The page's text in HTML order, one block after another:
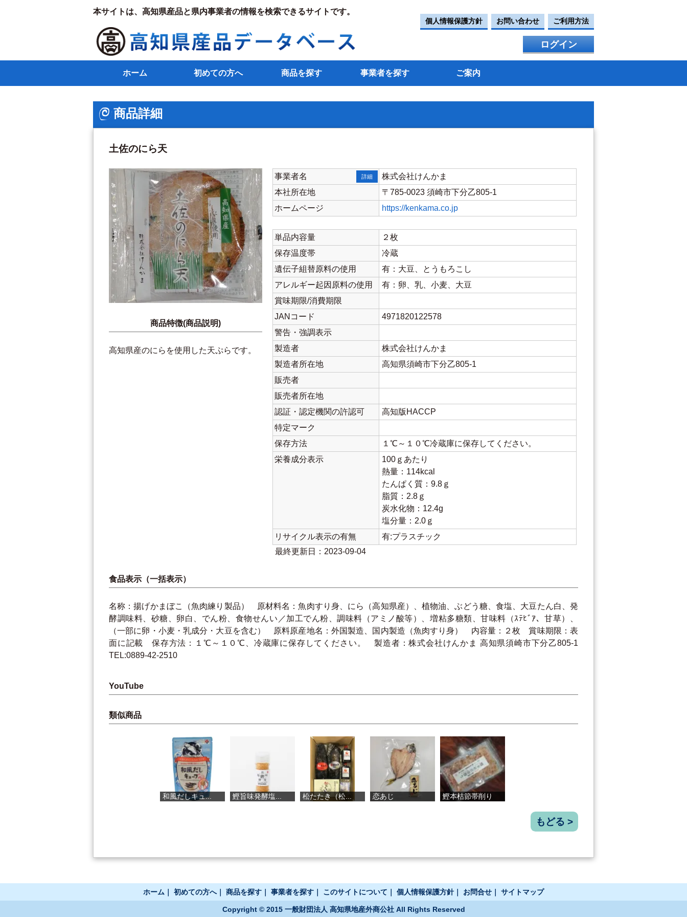
本サイトは、高知県産品と県内事業者の情報を検索できるサイトです。
個人情報保護方針 お問い合わせ ご利用方法
ログイン
ホーム 初めての方へ 商品を探す 事業者を探す ご案内
商品詳細
土佐のにら天
商品特徴(商品説明)
高知県産のにらを使用した天ぷらです。
事業者名 詳細
株式会社けんかま
本社所在地
〒785-0023 須崎市下分乙805-1
ホームページ
https://kenkama.co.jp
単品内容量
２枚
保存温度帯
冷蔵
遺伝子組替原料の使用
有：大豆、とうもろこし
アレルギー起因原料の使用
有：卵、乳、小麦、大豆
賞味期限/消費期限
JANコード
4971820122578
警告・強調表示
製造者
株式会社けんかま
製造者所在地
高知県須崎市下分乙805-1
販売者
販売者所在地
認証・認定機関の許認可
高知版HACCP
特定マーク
保存方法
１℃～１０℃冷蔵庫に保存してください。
栄養成分表示
100ｇあたり
熱量：114kcal
たんぱく質：9.8ｇ
脂質：2.8ｇ
炭水化物：12.4g
塩分量：2.0ｇ
リサイクル表示の有無
有:プラスチック
最終更新日：2023-09-04
食品表示（一括表示）
名称：揚げかまぼこ（魚肉練り製品） 原材料名：魚肉すり身、にら（高知県産）、植物油、ぶどう糖、食塩、大豆たん白、発
酵調味料、砂糖、卵白、でん粉、食物せんい／加工でん粉、調味料（アミノ酸等）、増粘多糖類、甘味料（ｽﾃﾋﾞｱ、甘草）、
（一部に卵・小麦・乳成分・大豆を含む） 原料原産地名：外国製造、国内製造（魚肉すり身） 内容量：２枚 賞味期限：表
面に記載 保存方法：１℃～１０℃、冷蔵庫に保存してください。 製造者：株式会社けんかま 高知県須崎市下分乙805-1
TEL:0889-42-2510
YouTube
類似商品
松たたき（松... 恋あじ 鰹本枯節帯削り
和風だしキュ... 鰹旨味発酵塩...
もどる >
ホーム 初めての方へ｜ 商品を探す 事業者を探す このサイトについて 個人情報保護方針｜ お問合せ サイトマップ
Copyright © 2015 一般財団法人 高知県地産外商公社 All Rights Reserved